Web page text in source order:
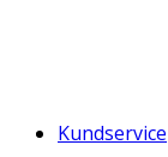
Kundservice